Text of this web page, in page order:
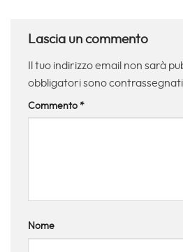
Lascia un commento
Il tuo indirizzo email non sarà
obbligatori sono contrassegnati
Commento *
Nome